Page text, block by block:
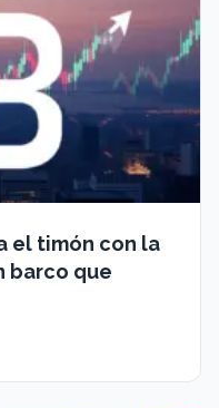
el timón con la
barco que